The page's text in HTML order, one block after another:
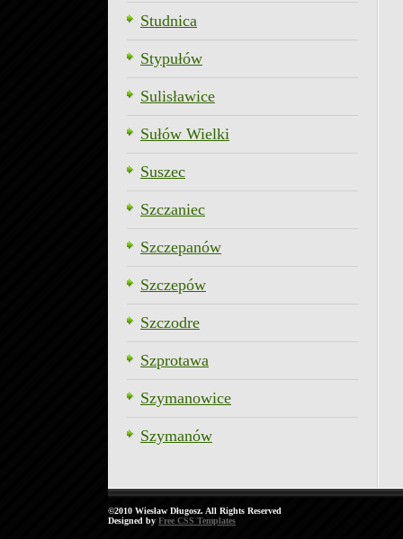
Studnica
Stypułów
Sulisławice
Sułów Wielki
Suszec
Szczaniec
Szczepanów
Szczepów
Szczodre
Szprotawa
Szymanowice
Szymanów
©2010 Wiesław Długosz. All Rights Reserved
Designed by Free CSS Templates